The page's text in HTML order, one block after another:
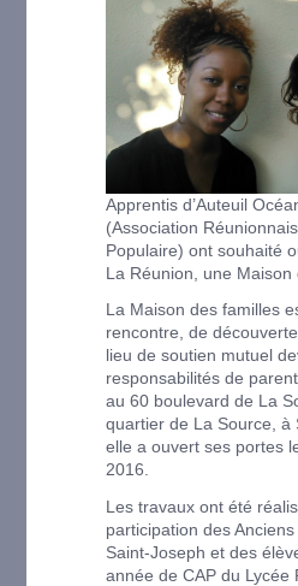
Apprentis d’Auteuil
(Association
Populaire) ont souhaité
La Réunion, une Maison
La Maison des familles
rencontre, de
lieu de soutien mutuel
responsabilités de
au 60 boulevard de La
quartier de La Source, à
elle a ouvert ses portes
2016.
Les travaux ont été
participation des
Saint-Joseph et des
année de CAP du Lycée